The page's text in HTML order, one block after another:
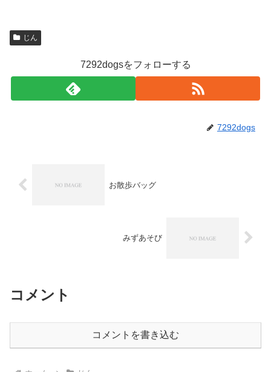
じん
7292dogsをフォローする
7292dogs
お散歩バッグ
みずあそび
コメント
コメントを書き込む